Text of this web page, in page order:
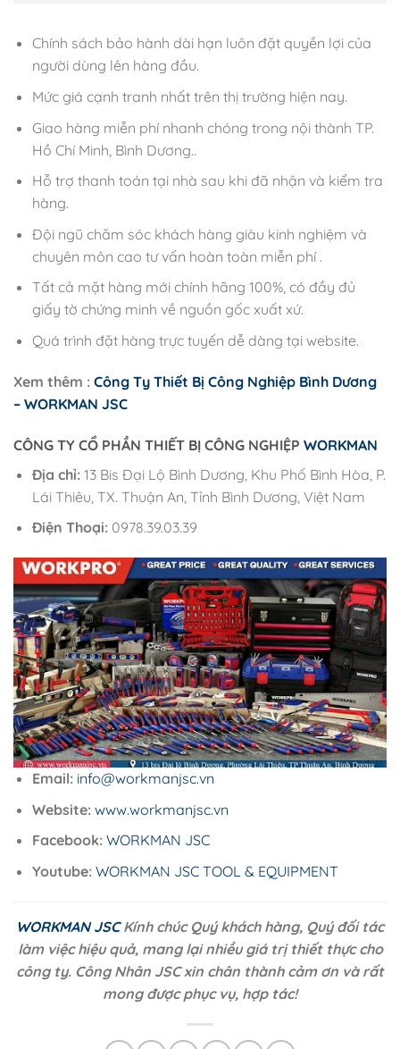
Chính sách bảo hành dài hạn luôn đặt quyền lợi của
người dùng lên hàng đầu.
Mức giá cạnh tranh nhất trên thị trường hiện nay.
Giao hàng miễn phí nhanh chóng trong nội thành TP.
Hồ Chí Minh, Bình Dương..
Hỗ trợ thanh toán tại nhà sau khi đã nhận và kiểm tra
hàng.
Đội ngũ chăm sóc khách hàng giàu kinh nghiệm và
chuyên môn cao tư vấn hoàn toàn miễn phí .
Tất cả mặt hàng mới chính hãng 100%, có đầy đủ
giấy tờ chứng minh về nguồn gốc xuất xứ.
Quá trình đặt hàng trực tuyến dễ dàng tại website.
Xem thêm : Công Ty Thiết Bị Công Nghiệp Bình Dương
– WORKMAN JSC
CÔNG TY CỔ PHẦN THIẾT BỊ CÔNG NGHIỆP WORKMAN
Địa chỉ:13 Bis Đại Lộ Bình Dương, Khu Phố Bình Hòa, P.
Lái Thiêu, TX. Thuận An, Tỉnh Bình Dương, Việt Nam
Điện Thoại:0978.39.03.39
Email: info@workmanjsc.vn
Website: www.workmanjsc.vn
Facebook: WORKMAN JSC
Youtube: WORKMAN JSC TOOL & EQUIPMENT
WORKMAN JSCKính chúc Quý khách hàng, Quý đối tác
làm việc hiệu quả, mang lại nhiều giá trị thiết thực cho
công ty. Công Nhân JSC xin chân thành cảm ơn và rất
mong được phục vụ, hợp tác!